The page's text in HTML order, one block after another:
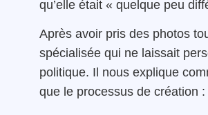
qu’elle était « quelque peu
Après avoir pris des photos
spécialisée qui ne laissait
politique. Il nous explique
que le processus de création :